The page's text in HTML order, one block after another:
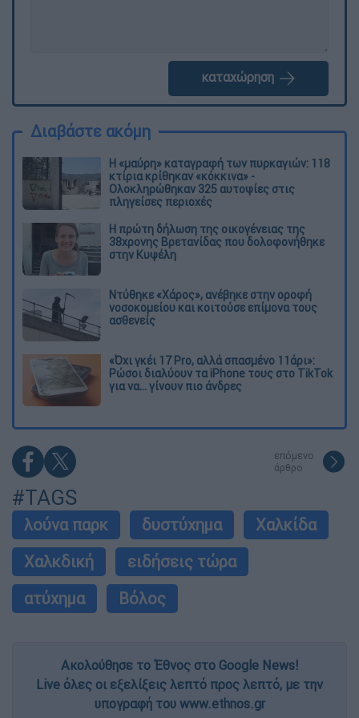
καταχώρηση
Διαβάστε ακόμη
Η «μαύρη» καταγραφή των πυρκαγιών: 118
κτίρια κρίθηκαν «κόκκινα» -
Ολοκληρώθηκαν 325 αυτοψίες στις
πληγείσες περιοχές
Η πρώτη δήλωση της οικογένειας της
38χρονης Βρετανίδας που δολοφονήθηκε
στην Κυψέλη
Ντύθηκε «Χάρος», ανέβηκε στην οροφή
νοσοκομείου και κοιτούσε επίμονα τους
ασθενείς
«Όχι γκέι 17 Pro, αλλά σπασμένο 11άρι»:
Ρώσοι διαλύουν τα iPhone τους στο TikTok
για να... γίνουν πιο άνδρες
επόμενο
άρθρο
#TAGS
λούνα παρκ δυστύχημα
Χαλκίδα
Χαλκδική
ειδήσεις τώρα
ατύχημα
Βόλος
Ακολούθησε το Έθνος στο Google News!
Live όλες οι εξελίξεις λεπτό προς λεπτό, με την
υπογραφή του www.ethnos.gr